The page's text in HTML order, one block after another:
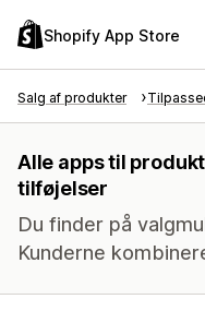
Shopify App Store
Salg af produkter
Alle apps til
tilføjelser
Du finder på
Kunderne